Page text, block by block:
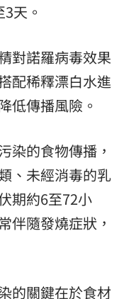
天。
對諾羅病毒效果
配稀釋漂白水進
低傳播風險。
染的食物傳播，
、未經消毒的乳
期約6至72小
伴隨發燒症狀，
的關鍵在於食材